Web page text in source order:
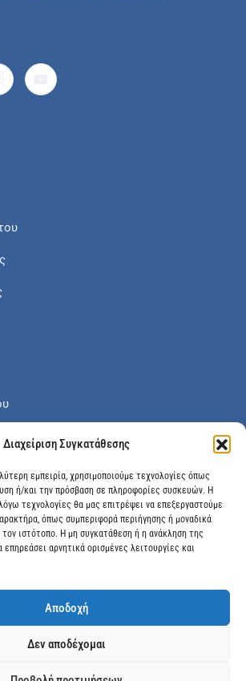
Διαχείριση Συγκατάθεσης
εμπειρία, χρησιμοποιούμε τεχνολογίες όπως
ή/και την πρόσβαση σε πληροφορίες συσκευών. Η
τεχνολογίες θα μας επιτρέψει να επεξεργαστούμε
όπως συμπεριφορά περιήγησης ή μοναδικά
ιστότοπο. Η μη συγκατάθεση ή η ανάκληση της
αρνητικά ορισμένες λειτουργίες και
Αποδοχή
Δεν αποδέχομαι
Αγρίνιο, Τ.Κ: 30100